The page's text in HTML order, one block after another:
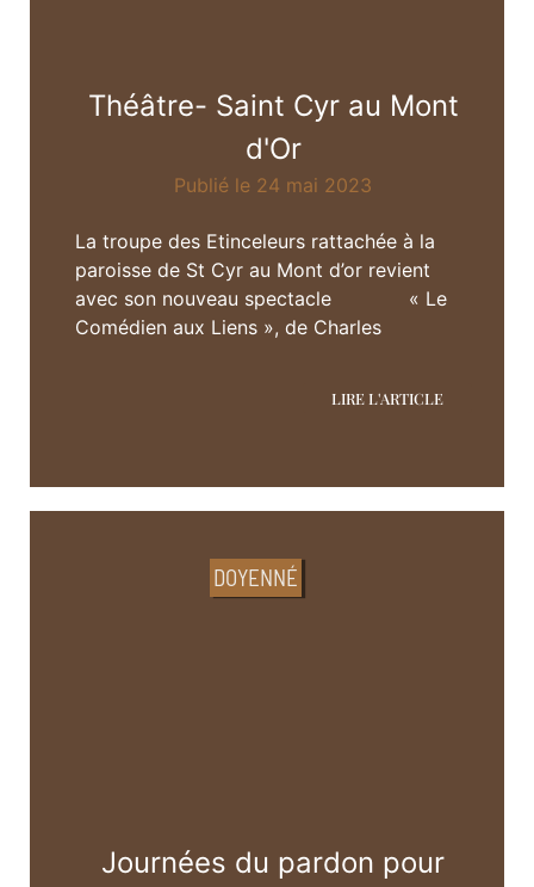
Théâtre- Saint Cyr au Mont
d'Or
Publié le 24 mai 2023
La troupe des Etinceleurs rattachée à la
paroisse de St Cyr au Mont d’or revient
avec son nouveau spectacle « Le
Comédien aux Liens », de Charles
LIRE L'ARTICLE
DOYENNÉ
Journées du pardon pour